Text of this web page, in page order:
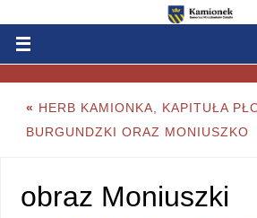
« HERB KAMIONKA, KAPITUŁA
BURGUNDZKI ORAZ MONIUSZKO
obraz Moniuszki